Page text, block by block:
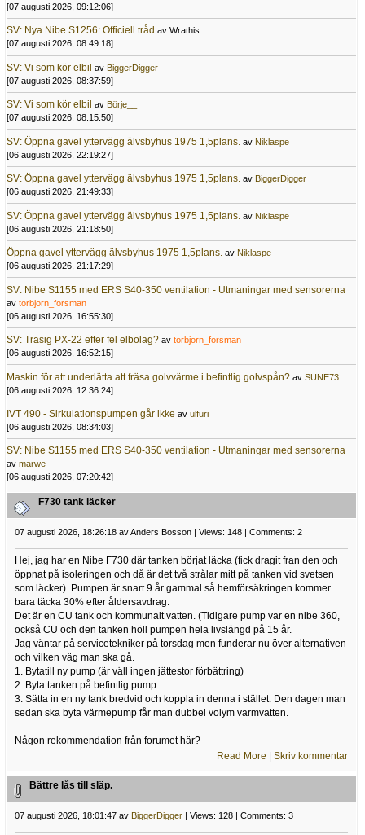
[07 augusti 2026, 09:12:06]
SV: Nya Nibe S1256: Officiell tråd av Wrathis
[07 augusti 2026, 08:49:18]
SV: Vi som kör elbil av BiggerDigger
[07 augusti 2026, 08:37:59]
SV: Vi som kör elbil av Börje__
[07 augusti 2026, 08:15:50]
SV: Öppna gavel yttervägg älvsbyhus 1975 1,5plans. av Niklaspe
[06 augusti 2026, 22:19:27]
SV: Öppna gavel yttervägg älvsbyhus 1975 1,5plans. av BiggerDigger
[06 augusti 2026, 21:49:33]
SV: Öppna gavel yttervägg älvsbyhus 1975 1,5plans. av Niklaspe
[06 augusti 2026, 21:18:50]
Öppna gavel yttervägg älvsbyhus 1975 1,5plans. av Niklaspe
[06 augusti 2026, 21:17:29]
SV: Nibe S1155 med ERS S40-350 ventilation - Utmaningar med sensorerna
av torbjorn_forsman
[06 augusti 2026, 16:55:30]
SV: Trasig PX-22 efter fel elbolag? av torbjorn_forsman
[06 augusti 2026, 16:52:15]
Maskin för att underlätta att fräsa golvvärme i befintlig golvspån? av SUNE73
[06 augusti 2026, 12:36:24]
IVT 490 - Sirkulationspumpen går ikke av ulfuri
[06 augusti 2026, 08:34:03]
SV: Nibe S1155 med ERS S40-350 ventilation - Utmaningar med sensorerna
av marwe
[06 augusti 2026, 07:20:42]
F730 tank läcker
07 augusti 2026, 18:26:18 av Anders Bosson | Views: 148 | Comments: 2
Hej, jag har en Nibe F730 där tanken börjat läcka (fick dragit fran den och
öppnat på isoleringen och då är det två strålar mitt på tanken vid svetsen
som läcker). Pumpen är snart 9 år gammal så hemförsäkringen kommer
bara täcka 30% efter åldersavdrag.
Det är en CU tank och kommunalt vatten. (Tidigare pump var en nibe 360,
också CU och den tanken höll pumpen hela livslängd på 15 år.
Jag väntar på servicetekniker på torsdag men funderar nu över alternativen
och vilken väg man ska gå.
1. Bytatill ny pump (är väll ingen jättestor förbättring)
2. Byta tanken på befintlig pump
3. Sätta in en ny tank bredvid och koppla in denna i stället. Den dagen man
sedan ska byta värmepump får man dubbel volym varmvatten.
Någon rekommendation från forumet här?
Read More |Skriv kommentar
Bättre lås till släp.
07 augusti 2026, 18:01:47 av BiggerDigger| Views: 128 | Comments: 3